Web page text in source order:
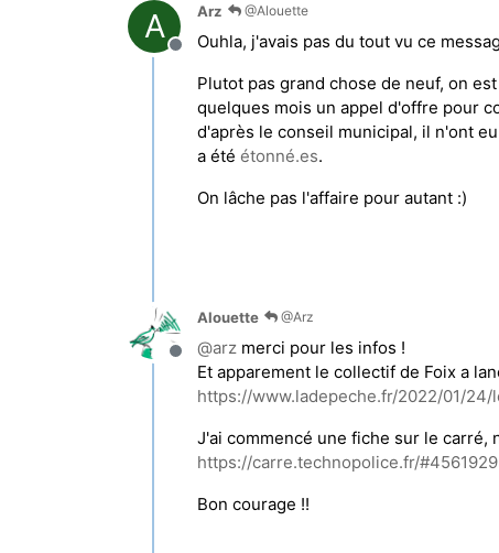
A
Hors-ligne
Arz @Alouette
Ouhla, j'avais pas du tout vu ce
Plutot pas grand chose de neuf, on
quelques mois un appel d'offre pour
d'après le conseil municipal, il n'ont
a été étonné.es.
On lâche pas l'affaire pour autant :)
Hors-ligne
Alouette @Arz
@arz merci pour les infos !
Et apparement le collectif de Foix a
https://www.ladepeche.fr/2022/01/
J'ai commencé une fiche sur le carré,
https://carre.technopolice.fr/
Bon courage !!